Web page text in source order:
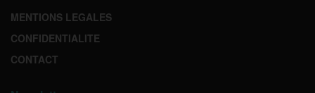
MENTIONS LEGALES
CONFIDENTIALITE
CONTACT